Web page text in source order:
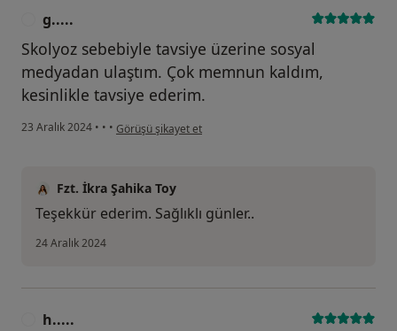
g.....
Skolyoz sebebiyle tavsiye üzerine sosyal
medyadan ulaştım. Çok memnun kaldım,
kesinlikle tavsiye ederim.
23 Aralık 2024 • • • kullanıcının görüşüne göre g.....
Görüşü şikayet et
Fzt. İkra Şahika Toy
Teşekkür ederim. Sağlıklı günler..
24 Aralık 2024
h.....